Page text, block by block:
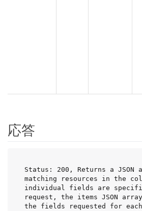
応答
Status: 200, Returns a
matching resources in the
individual fields are
request, the items JSON
the fields requested for each